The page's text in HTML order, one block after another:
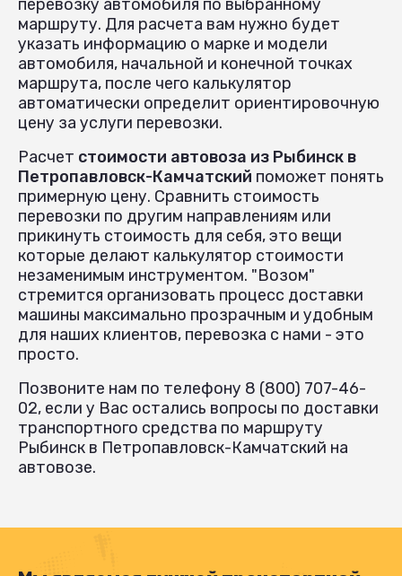
перевозку автомобиля по выбранному
маршруту. Для расчета вам нужно будет
указать информацию о марке и модели
автомобиля, начальной и конечной точках
маршрута, после чего калькулятор
автоматически определит ориентировочную
цену за услуги перевозки.
Расчет стоимости автовоза из Рыбинск в
Петропавловск-Камчатский поможет понять
примерную цену. Сравнить стоимость
перевозки по другим направлениям или
прикинуть стоимость для себя, это вещи
которые делают калькулятор стоимости
незаменимым инструментом. "Возом"
стремится организовать процесс доставки
машины максимально прозрачным и удобным
для наших клиентов, перевозка с нами - это
просто.
Позвоните нам по телефону 8 (800) 707-46-
02, если у Вас остались вопросы по доставки
транспортного средства по маршруту
Рыбинск в Петропавловск-Камчатский на
автовозе.